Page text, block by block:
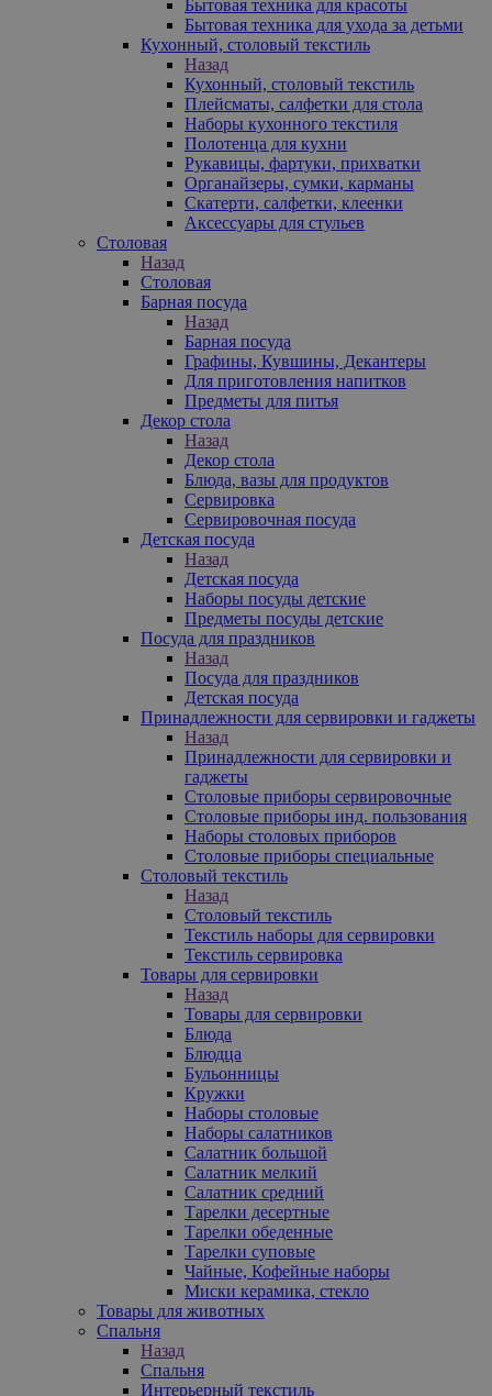
Бытовая техника для красоты
Бытовая техника для ухода за детьми
Кухонный, столовый текстиль
Назад
Кухонный, столовый текстиль
Плейсматы, салфетки для стола
Наборы кухонного текстиля
Полотенца для кухни
Рукавицы, фартуки, прихватки
Органайзеры, сумки, карманы
Скатерти, салфетки, клеенки
Аксессуары для стульев
Столовая
Назад
Столовая
Барная посуда
Назад
Барная посуда
Графины, Кувшины, Декантеры
Для приготовления напитков
Предметы для питья
Декор стола
Назад
Декор стола
Блюда, вазы для продуктов
Сервировка
Сервировочная посуда
Детская посуда
Назад
Детская посуда
Наборы посуды детские
Предметы посуды детские
Посуда для праздников
Назад
Посуда для праздников
Детская посуда
Принадлежности для сервировки и гаджеты
Назад
Принадлежности для сервировки и
гаджеты
Столовые приборы сервировочные
Столовые приборы инд. пользования
Наборы столовых приборов
Столовые приборы специальные
Столовый текстиль
Назад
Столовый текстиль
Текстиль наборы для сервировки
Текстиль сервировка
Товары для сервировки
Назад
Товары для сервировки
Блюда
Блюдца
Бульонницы
Кружки
Наборы столовые
Наборы салатников
Салатник большой
Салатник мелкий
Салатник средний
Тарелки десертные
Тарелки обеденные
Тарелки суповые
Чайные, Кофейные наборы
Миски керамика, стекло
Товары для животных
Спальня
Назад
Спальня
Интерьерный текстиль